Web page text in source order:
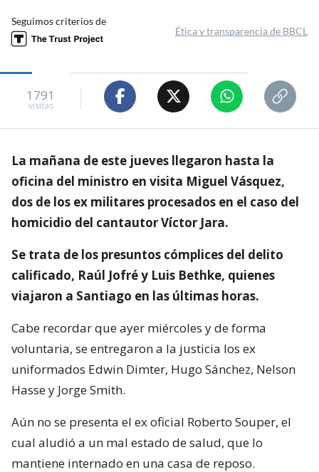
Seguimos criterios de
Ética y transparencia de BBCL
1791
visitas
La mañana de este jueves llegaron hasta la
oficina del ministro en visita Miguel Vásquez,
dos de los ex militares procesados en el caso del
homicidio del cantautor Víctor Jara.
Se trata de los presuntos cómplices del delito
calificado, Raúl Jofré y Luis Bethke, quienes
viajaron a Santiago en las últimas horas.
Cabe recordar que ayer miércoles y de forma
voluntaria, se entregaron a la justicia los ex
uniformados Edwin Dimter, Hugo Sánchez, Nelson
Hasse y Jorge Smith.
Aún no se presenta el ex oficial Roberto Souper, el
cual aludió a un mal estado de salud, que lo
mantiene internado en una casa de reposo.